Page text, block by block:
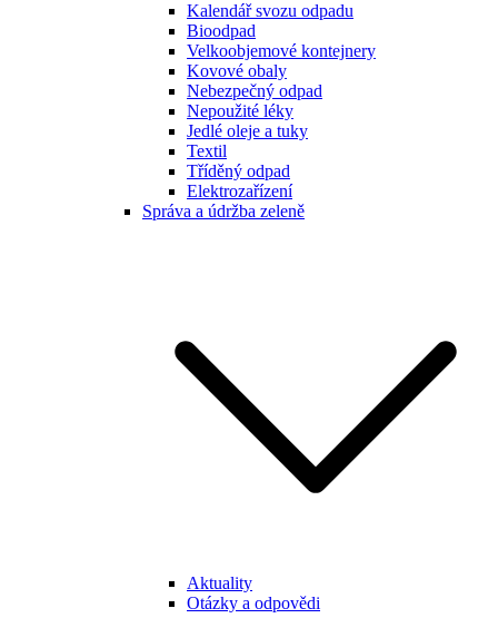
Kalendář svozu odpadu
Bioodpad
Velkoobjemové kontejnery
Kovové obaly
Nebezpečný odpad
Nepoužité léky
Jedlé oleje a tuky
Textil
Tříděný odpad
Elektrozařízení
Správa a údržba zeleně
Aktuality
Otázky a odpovědi